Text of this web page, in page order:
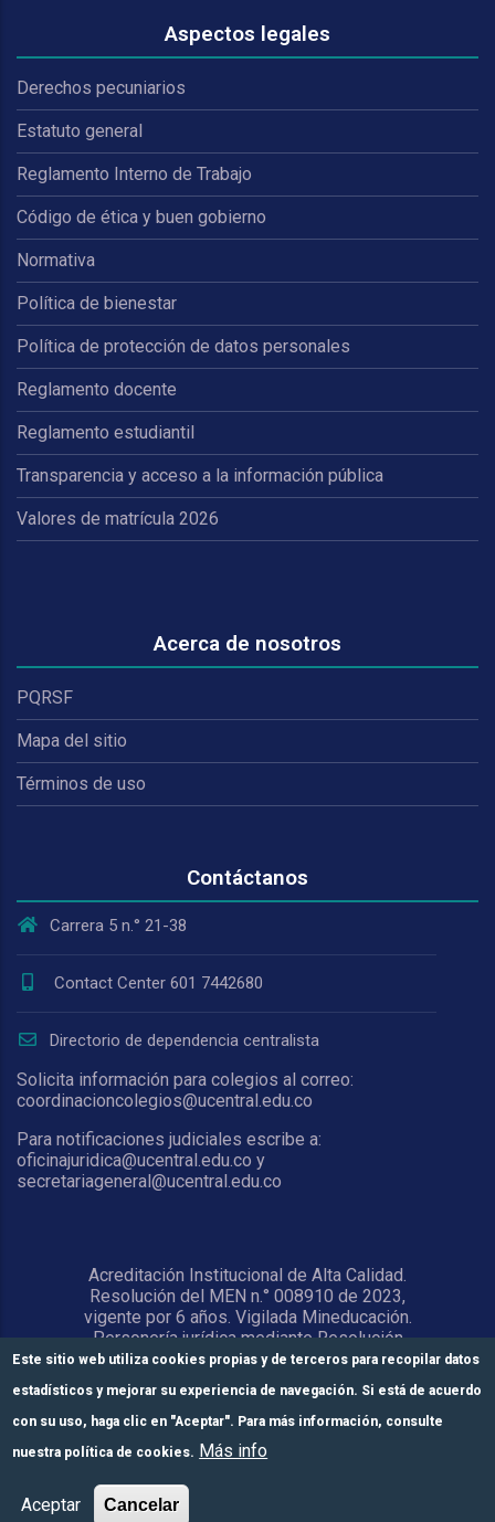
Aspectos legales
Derechos pecuniarios
Estatuto general
Reglamento Interno de Trabajo
Código de ética y buen gobierno
Normativa
Política de bienestar
Política de protección de datos personales
Reglamento docente
Reglamento estudiantil
Transparencia y acceso a la información pública
Valores de matrícula 2026
Acerca de nosotros
PQRSF
Mapa del sitio
Términos de uso
Contáctanos
Carrera 5 n.° 21-38
Contact Center 601 7442680
Directorio de dependencia centralista
Solicita información para colegios al correo:
coordinacioncolegios@ucentral.edu.co
Para notificaciones judiciales escribe a:
oficinajuridica@ucentral.edu.co y
secretariageneral@ucentral.edu.co
Acreditación Institucional de Alta Calidad.
Resolución del MEN n.° 008910 de 2023,
vigente por 6 años. Vigilada Mineducación.
Personería jurídica mediante Resolución
1876 del 5 de junio de 1967. Reconocida
como Universidad por el Ministerio de
Educación Nacional mediante Resolución
15818 del 31 de octubre de 1978.
© Universidad Central 2026
Formulario de
inscripción
Este sitio web utiliza cookies propias y de terceros para recopilar datos
estadísticos y mejorar su experiencia de navegación. Si está de acuerdo
con su uso, haga clic en "Aceptar". Para más información, consulte
nuestra política de cookies. Más info
Aceptar Cancelar